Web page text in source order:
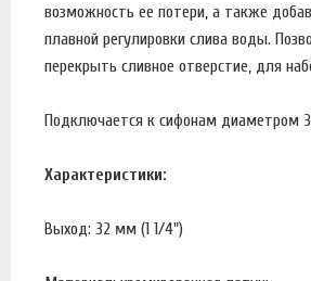
возможность ее потери, а также
плавной регулировки слива воды.
перекрыть сливное отверстие, для
Подключается к сифонам диаметром
Характеристики:
Выход: 32 мм (1 1/4")